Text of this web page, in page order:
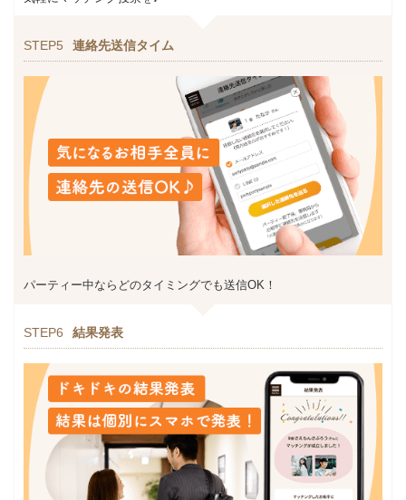
STEP5 連絡先送信タイム
パーティー中ならどのタイミングでも送信OK！
STEP6 結果発表